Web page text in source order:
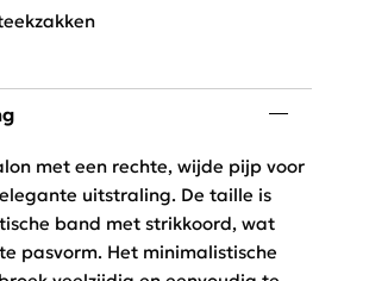
met een rechte, wijde pijp voor
uitstraling. De taille is
band met strikkoord, wat
pasvorm. Het minimalistische